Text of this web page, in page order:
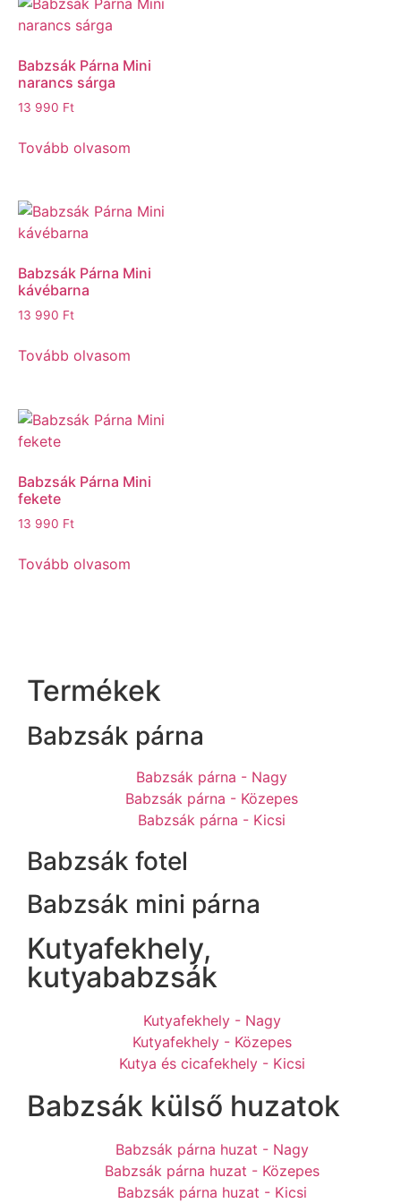
Termékek
Babzsák párna
Babzsák párna - Nagy
Babzsák párna - Közepes
Babzsák párna - Kicsi
Babzsák fotel
Babzsák mini párna
Kutyafekhely,
kutyababzsák
Kutyafekhely - Nagy
Kutyafekhely - Közepes
Kutya és cicafekhely - Kicsi
Babzsák külső huzatok
Babzsák párna huzat - Nagy
Babzsák párna huzat - Közepes
Babzsák párna huzat - Kicsi
Babzsák Párna Mini
narancs sárga
13 990 Ft
Tovább olvasom
Babzsák Párna Mini
kávébarna
13 990 Ft
Tovább olvasom
Babzsák Párna Mini
fekete
13 990 Ft
Tovább olvasom